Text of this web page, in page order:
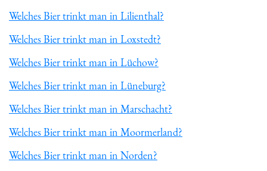
Welches Bier trinkt man in Lilienthal?
Welches Bier trinkt man in Loxstedt?
Welches Bier trinkt man in Lüchow?
Welches Bier trinkt man in Lüneburg?
Welches Bier trinkt man in Marschacht?
Welches Bier trinkt man in Moormerland?
Welches Bier trinkt man in Norden?